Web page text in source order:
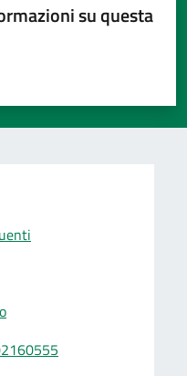
su questa
5